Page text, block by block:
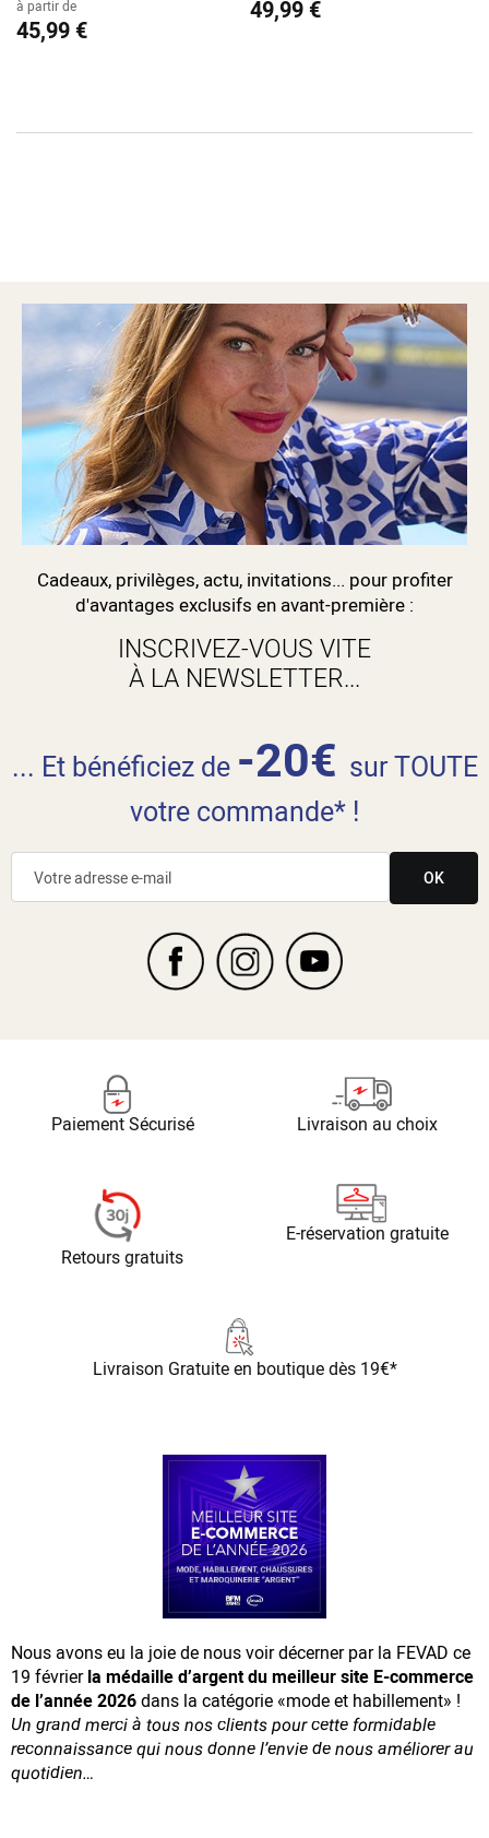
à partir de
45,99 €
49,99 €
Cadeaux, privilèges, actu, invitations... pour profiter
d'avantages exclusifs en avant-première :
INSCRIVEZ-VOUS VITE
À LA NEWSLETTER...
... Et bénéficiez de -20€ sur TOUTE
votre commande* !
OK
Paiement Sécurisé Livraison au choix
Retours gratuits
E-réservation gratuite
Livraison Gratuiteen boutique dès 19€*
Nous avons eu la joie de nous voir décerner par la FEVAD ce
19 févrierla médaille d’argent du meilleur site E-commerce
de l’année 2026dans la catégorie «mode et habillement» !
Un grand merci à tous nos clients pour cette formidable
reconnaissancequi nous donne l’envie de nous améliorer au
quotidien…